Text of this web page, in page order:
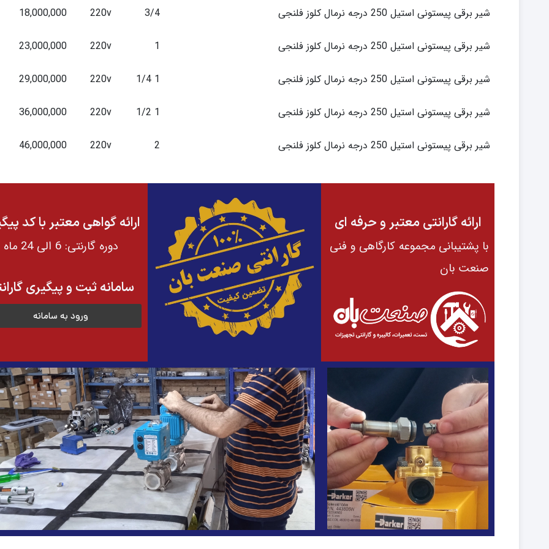
شیر برقی پیستونی استیل 250 درجه نرمال کلوز فلنجی 3/4
220v
18,000,000
شیر برقی پیستونی استیل 250 درجه نرمال کلوز فلنجی 1
220v
23,000,000
شیر برقی پیستونی استیل 250 درجه نرمال کلوز فلنجی 1 1/4
220v
29,000,000
شیر برقی پیستونی استیل 250 درجه نرمال کلوز فلنجی 1 1/2
220v
36,000,000
شیر برقی پیستونی استیل 250 درجه نرمال کلوز فلنجی 2
220v
46,000,000
ارائه گارانتی معتبر و حرفه ای
با پشتیبانی مجموعه کارگاهی و فنی
صنعت بان
ارائه گواهی معتبر با کد
دوره گارنتی: 6 الی 24 ماه
سامانه ثبت و پیگیری
ورود به سامانه